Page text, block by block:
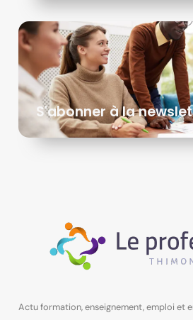
S'abonner à la
Actu formation, enseignement, emploi et